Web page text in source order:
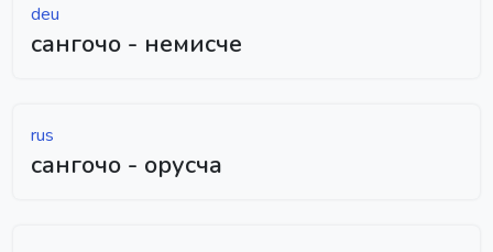
deu
сангочо - немисче
rus
сангочо - орусча